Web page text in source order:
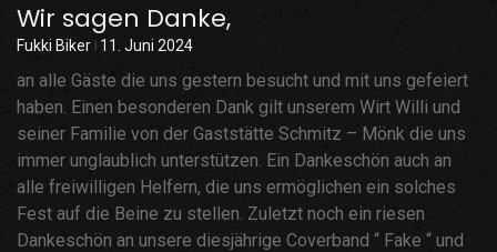
Wir sagen Danke,
Fukki Biker 11. Juni 2024
an alle Gäste die uns gestern besucht und mit uns gefeiert
haben. Einen besonderen Dank gilt unserem Wirt Willi und
seiner Familie von der Gaststätte Schmitz – Mönk die uns
immer unglaublich unterstützen. Ein Dankeschön auch an
alle freiwilligen Helfern, die uns ermöglichen ein solches
Fest auf die Beine zu stellen. Zuletzt noch ein riesen
Dankeschön an unsere diesjährige Coverband “ Fake “ und